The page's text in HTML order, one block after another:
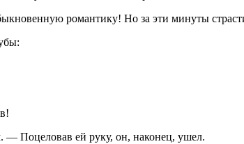
романтику! Но за эти минуты
— Поцеловав ей руку, он, наконец, ушел.